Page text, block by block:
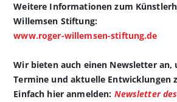
Weitere Informationen zum
Willemsen Stiftung:
www.roger-willemsen-stiftung.de
Wir bieten auch einen Newsletter an,
Termine und aktuelle Entwicklungen
Einfach hier anmelden: Newsletter